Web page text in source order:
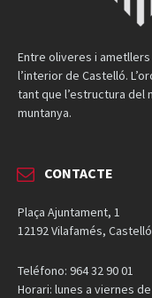
Entre oliveres i
l’interior de Castelló.
tant que l’estructura del
muntanya.
CONTACTE
Plaça Ajuntament, 1
12192 Vilafamés, Castelló
Teléfono: 964 32 90 01
Horari: lunes a viernes de